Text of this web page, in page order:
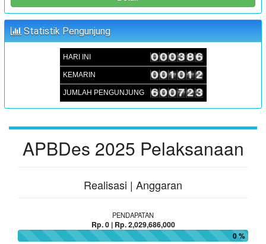
Waktu : 05 September 2024 09:00:00
Lokasi
JUFRI (SEKDES SAMBUEJA)
Statistik Pengunjung
HARI INI
KEMARIN
JUMLAH PENGUNJUNG
APBDes 2025 Pelaksanaan
Realisasi | Anggaran
PENDAPATAN
Rp. 0 | Rp. 2,029,686,000
0 %